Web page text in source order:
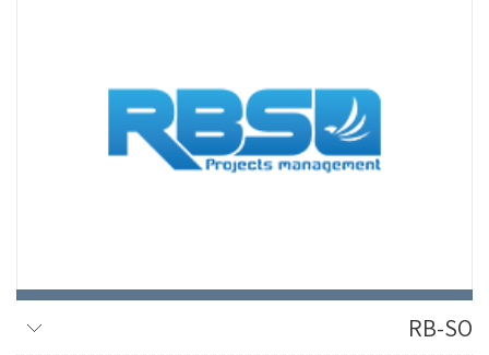
RB-SO